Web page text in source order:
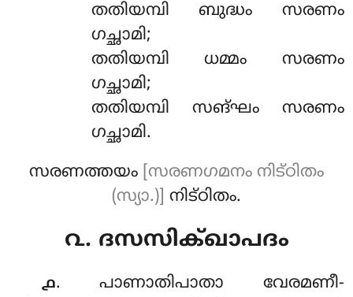
തതിയമ്പി ബുദ്ധം സരണം
ഗച്ഛാമി;
തതിയമ്പി ധമ്മം സരണം
ഗച്ഛാമി;
തതിയമ്പി സങ്ഘം സരണം
ഗച്ഛാമി.
സരണത്തയം [സരണഗമനം നിട്ഠിതം
(സ്യാ.)] നിട്ഠിതം.
൨. ദസസിക്ഖാപദം
൧. പാണാതിപാതാ വേരമണീ-